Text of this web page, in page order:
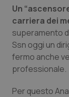
Tiroide
Tumore
Tumore
Tumori
Un
carriera dei
superamento
Ssn oggi un
fermo anche
professionale.
Per questo